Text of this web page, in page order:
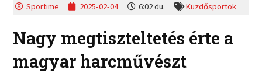
Sportime 2025-02-04 6:02 du. Küzdősportok
Nagy megtiszteltetés érte a
magyar harcművészt